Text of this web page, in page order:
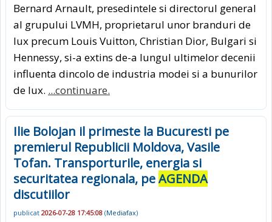
Bernard Arnault, presedintele si directorul general
al grupului LVMH, proprietarul unor branduri de
lux precum Louis Vuitton, Christian Dior, Bulgari si
Hennessy, si-a extins de-a lungul ultimelor decenii
influenta dincolo de industria modei si a bunurilor
de lux. ...continuare.
Ilie Bolojan il primeste la Bucuresti pe
premierul Republicii Moldova, Vasile
Tofan. Transporturile, energia si
securitatea regionala, peAGENDA
discutiilor
publicat 2026-07-28 17:45:08 (Mediafax)